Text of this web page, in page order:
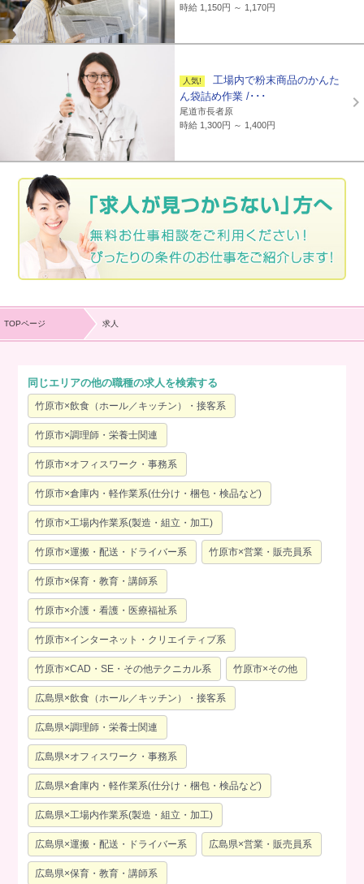
時給 1,150円 ～ 1,170円
工場内で粉末商品のかんた
ん袋詰め作業 /･･･
尾道市長者原
時給 1,300円 ～ 1,400円
TOPページ 求人
同じエリアの他の職種の求人を検索する
竹原市×飲食（ホール／キッチン）・接客系
竹原市×調理師・栄養士関連
竹原市×オフィスワーク・事務系
竹原市×倉庫内・軽作業系(仕分け・梱包・検品など)
竹原市×工場内作業系(製造・組立・加工)
竹原市×運搬・配送・ドライバー系 竹原市×営業・販売員系
竹原市×保育・教育・講師系
竹原市×介護・看護・医療福祉系
竹原市×インターネット・クリエイティブ系
竹原市×CAD・SE・その他テクニカル系 竹原市×その他
広島県×飲食（ホール／キッチン）・接客系
広島県×調理師・栄養士関連
広島県×オフィスワーク・事務系
広島県×倉庫内・軽作業系(仕分け・梱包・検品など)
広島県×工場内作業系(製造・組立・加工)
広島県×運搬・配送・ドライバー系 広島県×営業・販売員系
広島県×保育・教育・講師系